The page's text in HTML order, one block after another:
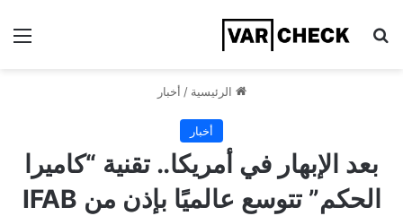
بحث عن
الرئيسية / أخبار
أخبار
بعد الإبهار في أمريكا.. تقنية “كاميرا
الحكم” تتوسع عالميًا بإذن من IFAB